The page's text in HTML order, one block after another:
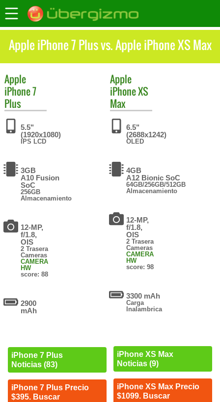
Apple iPhone 7 Plus vs. Apple iPhone XS Max
Apple
iPhone 7
Plus
5.5"
(1920x1080)
IPS LCD
3GB
A10 Fusion
SoC
256GB
Almacenamiento
12-MP,
f/1.8,
OIS
2 Trasera
Cameras
CAMERA
HW
score: 88
2900
mAh
iPhone 7 Plus
Noticias (83)
iPhone 7 Plus Precio
$395. Buscar
Apple
iPhone XS
Max
6.5"
(2688x1242)
OLED
4GB
A12 Bionic SoC
64GB/256GB/512GB
Almacenamiento
12-MP,
f/1.8,
OIS
2 Trasera
Cameras
CAMERA
HW
score: 98
3300 mAh
Carga
Inalambrica
iPhone XS Max
Noticias (9)
iPhone XS Max Precio
$1099. Buscar